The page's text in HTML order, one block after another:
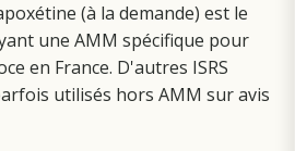
(à la demande) est le
une AMM spécifique pour
en France. D'autres ISRS
utilisés hors AMM sur avis